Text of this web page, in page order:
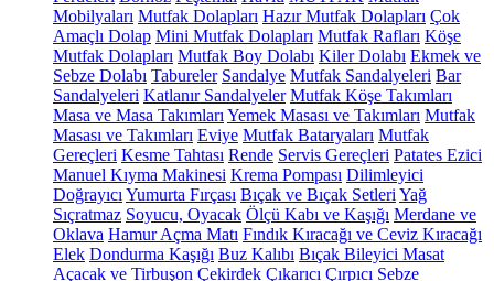
Mobilyaları Mutfak Dolapları Hazır Mutfak Dolapları Çok
Amaçlı Dolap Mini Mutfak Dolapları Mutfak Rafları Köşe
Mutfak Dolapları Mutfak Boy Dolabı Kiler Dolabı Ekmek ve
Sebze Dolabı Tabureler Sandalye Mutfak Sandalyeleri Bar
Sandalyeleri Katlanır Sandalyeler Mutfak Köşe Takımları
Masa ve Masa Takımları Yemek Masası ve Takımları Mutfak
Masası ve Takımları Eviye Mutfak Bataryaları Mutfak
Gereçleri Kesme Tahtası Rende Servis Gereçleri Patates Ezici
Manuel Kıyma Makinesi Krema Pompası Dilimleyici
Doğrayıcı Yumurta Fırçası Bıçak ve Bıçak Setleri Yağ
Sıçratmaz Soyucu, Oyacak Ölçü Kabı ve Kaşığı Merdane ve
Oklava Hamur Açma Matı Fındık Kıracağı ve Ceviz Kıracağı
Elek Dondurma Kaşığı Buz Kalıbı Bıçak Bileyici Masat
Açacak ve Tirbuşon Çekirdek Çıkarıcı Çırpıcı Sebze